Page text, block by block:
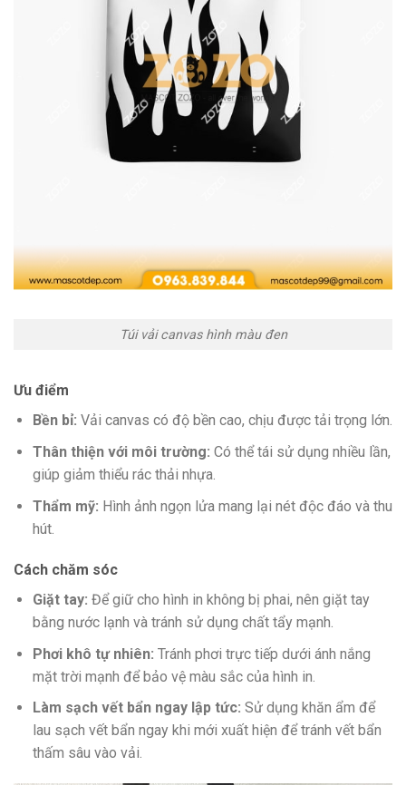
Túi vải canvas hình màu đen
Ưu điểm
Bền bỉ: Vải canvas có độ bền cao, chịu được tải trọng lớn.
Thân thiện với môi trường: Có thể tái sử dụng nhiều lần,
giúp giảm thiểu rác thải nhựa.
Thẩm mỹ: Hình ảnh ngọn lửa mang lại nét độc đáo và thu
hút.
Cách chăm sóc
Giặt tay: Để giữ cho hình in không bị phai, nên giặt tay
bằng nước lạnh và tránh sử dụng chất tẩy mạnh.
Phơi khô tự nhiên: Tránh phơi trực tiếp dưới ánh nắng
mặt trời mạnh để bảo vệ màu sắc của hình in.
Làm sạch vết bẩn ngay lập tức: Sử dụng khăn ẩm để
lau sạch vết bẩn ngay khi mới xuất hiện để tránh vết bẩn
thấm sâu vào vải.